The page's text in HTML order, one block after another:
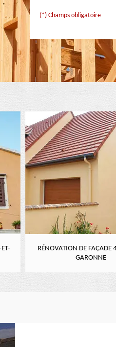
(*) Champs obligatoire
RÉNOVATION DE FAÇADE
GARONNE